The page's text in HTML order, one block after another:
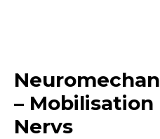
– Mobilisation
Nervs